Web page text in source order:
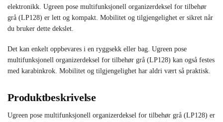
elektronikk. Ugreen pose multifunksjonell organizerdeksel for tilbehør
grå (LP128) er lett og kompakt. Mobilitet og tilgjengelighet er sikret når
du bruker dette dekslet.
Det kan enkelt oppbevares i en ryggsekk eller bag. Ugreen pose
multifunksjonell organizerdeksel for tilbehør grå (LP128) kan også festes
med karabinkrok. Mobilitet og tilgjengelighet har aldri vært så praktisk.
Produktbeskrivelse
Ugreen pose multifunksjonell organizerdeksel for tilbehør grå (LP128) er